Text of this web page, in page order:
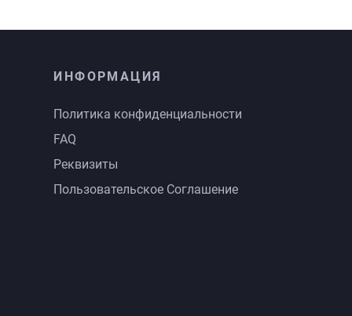
ИНФОРМАЦИЯ
Политика конфиденциальности
FAQ
Реквизиты
Пользовательское Соглашение